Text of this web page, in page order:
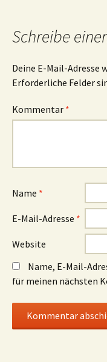
Schreibe
Deine E-Mail-
Erforderliche Felder
Kommentar *
Name *
E-Mail-Adresse *
Website
Name, E-Mail-
für meinen nächsten